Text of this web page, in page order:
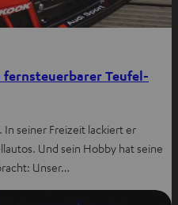
Teufel-
seiner Freizeit lackiert er
Und sein Hobby hat seine
Unser…